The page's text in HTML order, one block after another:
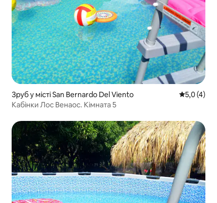
Зруб у місті San Bernardo Del Viento Середня
5,0 (4)
Кабінки Лос Венаос. Кімната 5